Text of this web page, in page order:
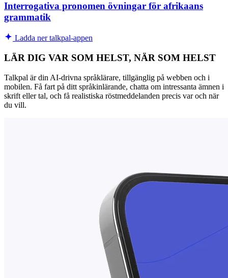
Interrogativa pronomen övningar för afrikaans
grammatik
Ladda ner talkpal-appen
LÄR DIG VAR SOM HELST, NÄR SOM HELST
Talkpal är din AI-drivna språklärare, tillgänglig på webben och i
mobilen. Få fart på ditt språkinlärande, chatta om intressanta ämnen i
skrift eller tal, och få realistiska röstmeddelanden precis var och när
du vill.